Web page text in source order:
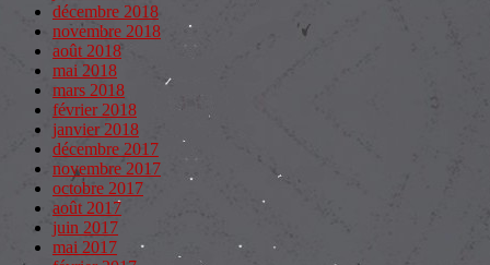
décembre 2018
novembre 2018
août 2018
mai 2018
mars 2018
février 2018
janvier 2018
décembre 2017
novembre 2017
octobre 2017
août 2017
juin 2017
mai 2017